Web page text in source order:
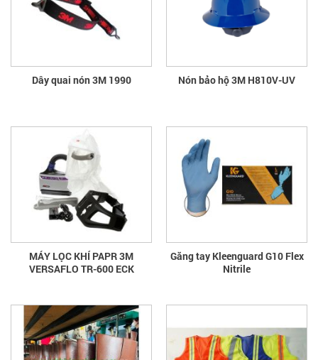
Dây quai nón 3M 1990 Nón bảo hộ 3M H810V-UV
MÁY LỌC KHÍ PAPR 3M
VERSAFLO TR-600 ECK
Găng tay Kleenguard G10 Flex
Nitrile